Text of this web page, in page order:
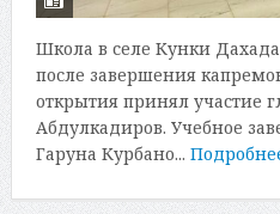
Школа в селе Кунки
после завершения
открытия принял участие
Абдулкадиров. Учебное
Гаруна Курбано...